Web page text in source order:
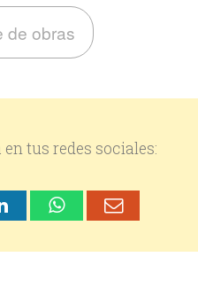
de obras
tus redes sociales: